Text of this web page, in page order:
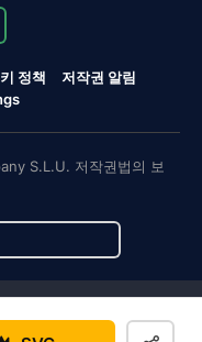
정책
저작권 알림
S.L.U. 저작권법의 보